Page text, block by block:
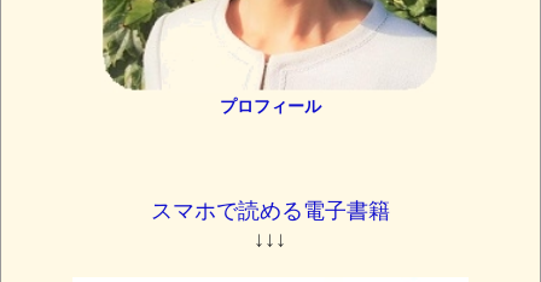
プロフィール
スマホで読める電子書籍
↓↓↓